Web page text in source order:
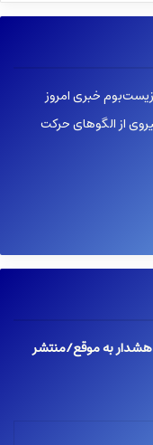
خبری امروز
از الگوهای حرکت
هشدار به موقع/منتشر